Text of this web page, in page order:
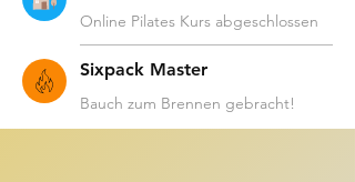
Online Pilates Kurs abgeschlossen
Sixpack Master
Bauch zum Brennen gebracht!